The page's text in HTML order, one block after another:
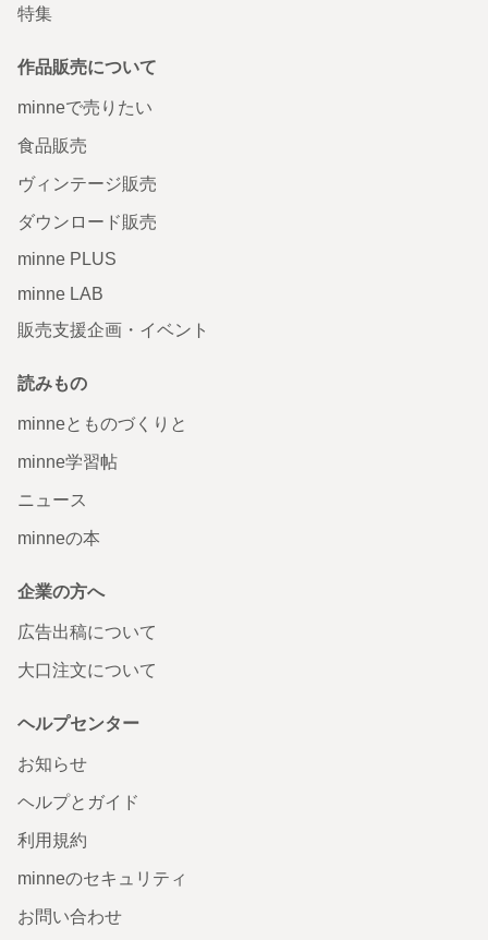
特集
作品販売について
minneで売りたい
食品販売
ヴィンテージ販売
ダウンロード販売
minne PLUS
minne LAB
販売支援企画・イベント
読みもの
minneとものづくりと
minne学習帖
ニュース
minneの本
企業の方へ
広告出稿について
大口注文について
ヘルプセンター
お知らせ
ヘルプとガイド
利用規約
minneのセキュリティ
お問い合わせ